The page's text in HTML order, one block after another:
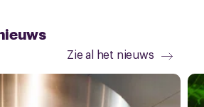
Zie al het nieuws